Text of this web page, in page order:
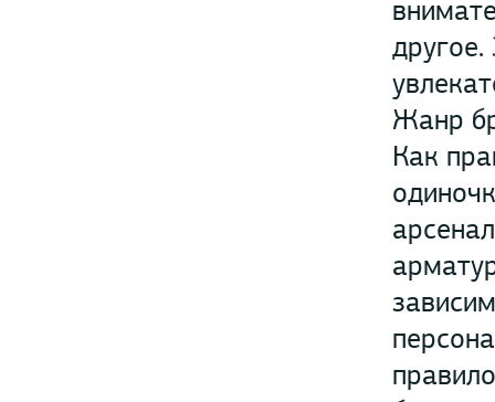
Жанр
Как